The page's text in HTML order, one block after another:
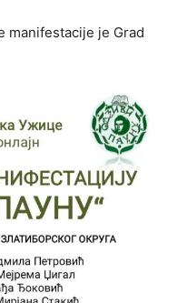
manifestacije je Grad